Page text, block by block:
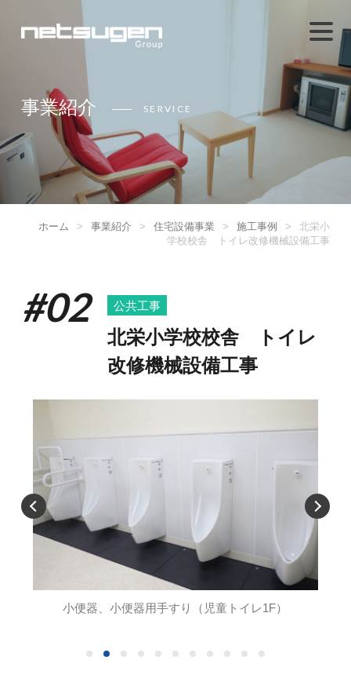
事業紹介 SERVICE
ホーム > 事業紹介 > 住宅設備事業 > 施工事例 >
北栄小
学校校舎 トイレ改修機械設備工事
#02 公共工事
北栄小学校校舎 トイレ
改修機械設備工事
小便器、小便器用手すり（児童トイレ1F）